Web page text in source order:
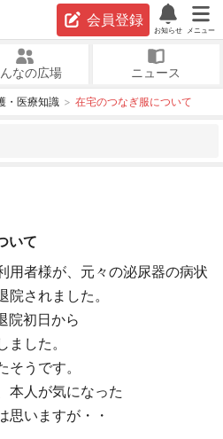
会員登録
お知らせ メニュー
なの広場 ニュース
・医療知識 在宅のつなぎ服について
いて
用者様が、元々の泌尿器の病状
されました。
院初日から
した。
うです。
本人が気になった
思いますが・・